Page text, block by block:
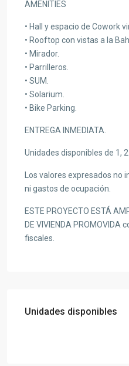
AMENITIES
• Hall y espacio de Cowork
• Rooftop con vistas a la
• Mirador.
• Parrilleros.
• SUM.
• Solarium.
• Bike Parking.
ENTREGA INMEDIATA.
Unidades disponibles de 1,
Los valores expresados no
ni gastos de ocupación.
ESTE PROYECTO ESTÁ
DE VIVIENDA
fiscales.
Unidades disponibles